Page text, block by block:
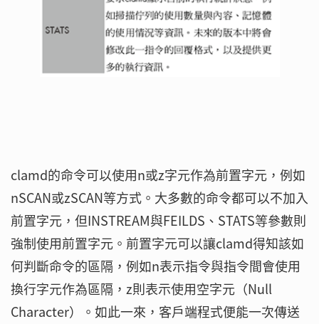
clamd的命令可以使用n或z字元作為前置字元，例如
nSCAN或zSCAN等方式。大多數的命令都可以不加入
前置字元，但INSTREAM與FEILDS、STATS等參數則
強制使用前置字元。前置字元可以讓clamd得知該如
何判斷命令的區隔，例如n表示指令與指令間會使用
換行字元作為區隔，z則表示使用空字元（Null
Character）。如此一來，客戶端程式便能一次傳送